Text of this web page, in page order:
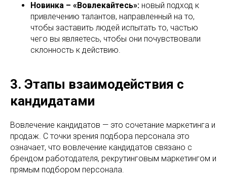
Новинка – «Вовлекайтесь»: новый подход к
привлечению талантов, направленный на то,
чтобы заставить людей испытать то, частью
чего вы являетесь, чтобы они почувствовали
склонность к действию.
3. Этапы взаимодействия с
кандидатами
Вовлечение кандидатов — это сочетание маркетинга и
продаж. С точки зрения подбора персонала это
означает, что вовлечение кандидатов связано с
брендом работодателя, рекрутинговым маркетингом и
прямым подбором персонала.